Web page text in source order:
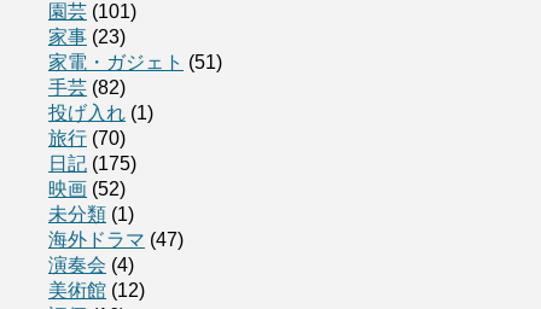
園芸 (101)
家事 (23)
家電・ガジェト (51)
手芸 (82)
投げ入れ (1)
旅行 (70)
日記 (175)
映画 (52)
未分類 (1)
海外ドラマ (47)
演奏会 (4)
美術館 (12)